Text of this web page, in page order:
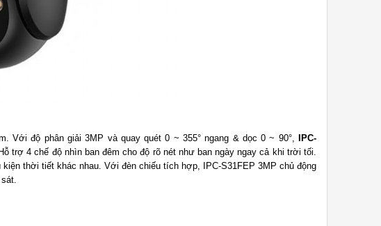
Với độ phân giải 3MP và quay quét 0 ~ 355° ngang & dọc 0 ~ 90°,
IPC-
trợ 4 chế độ nhìn ban đêm cho độ rõ nét như ban ngày ngay cả khi trời tối.
thời tiết khác nhau. Với đèn chiếu tích hợp, IPC-S31FEP 3MP chủ động